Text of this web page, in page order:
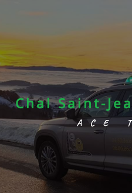
Chal Saint-
ACE